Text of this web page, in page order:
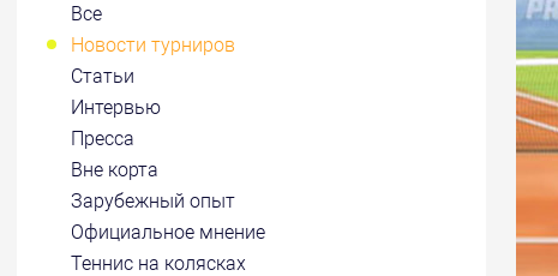
Все
Новости турниров
Статьи
Интервью
Пресса
Вне корта
Зарубежный опыт
Официальное мнение
Теннис на колясках